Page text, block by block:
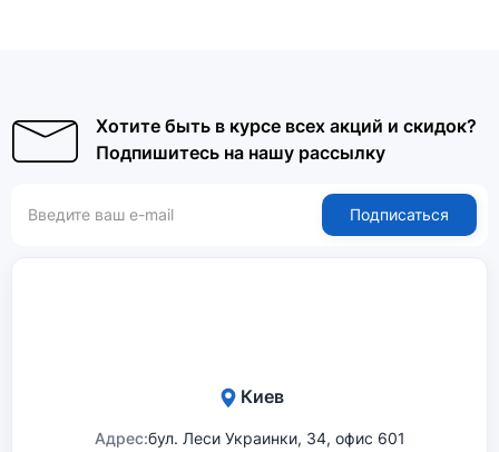
Хотите быть в курсе всех акций и скидок?
Подпишитесь на нашу рассылку
Подписаться
Киев
Адрес:бул. Леси Украинки, 34, офис 601